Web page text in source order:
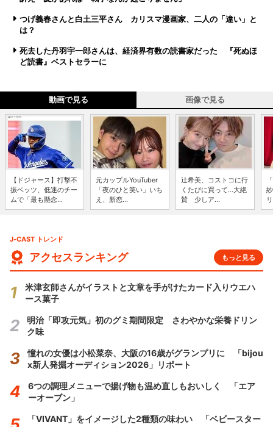
つげ義春さんと白土三平さん カリスマ漫画家、二人の「違い」と
は？
死去した丹羽宇一郎さんは、経済界有数の読書家だった 『死ぬほ
ど読書』ベストセラーに
動画で見る 画像で見る
【ドジャース】打撃不
振ベッツ、低迷のチー
ムで「最も懸念...
元カップルYouTuber
「夜のひと笑い」いち
え、新恋...
辻希美、コストコに行
くたびに買って...大絶
賛 少しア...
J-CAST トレンド
アクセスランキング もっと見る
米津玄師さんがイラストと文章を手がけたカード入りウエハ
ース菓子
明治「即攻元気」初のグミ期間限定 さわやかな栄養ドリン
ク味
憧れの女優は小松菜奈、大阪の16歳がグランプリに 「bijou
x新人発掘オーディション2026」リポート
6つの調理メニューで揚げ物も温め直しもおいしく 「エア
ーオーブン」
「VIVANT」をイメージした2種類の味わい 「ベビースター